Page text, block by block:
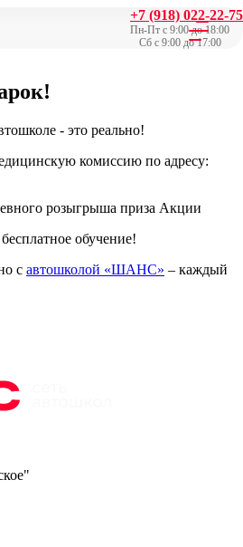
+7 (918) 022-22-75
Пн-Пт с 9:00 до 18:00
Сб с 9:00 до 17:00
- это реально!
комиссию по адресу:
розыгрыша приза Акции
обучение!
с автошколой «ШАНС» – каждый